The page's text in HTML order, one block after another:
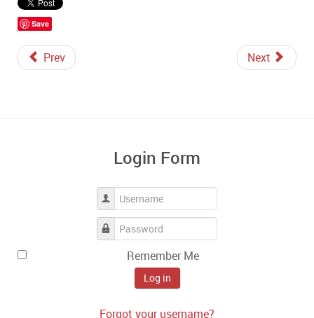
Save
Prev Next
Login Form
Username
Password
Remember Me
Log in
Forgot your username?